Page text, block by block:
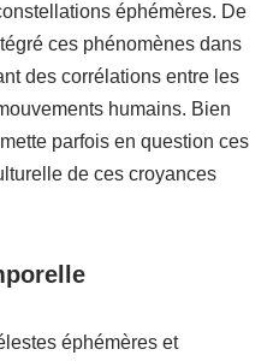
éphémères. De
ces phénomènes dans
des corrélations entre les
humains. Bien
parfois en question ces
de ces croyances
éphémères et